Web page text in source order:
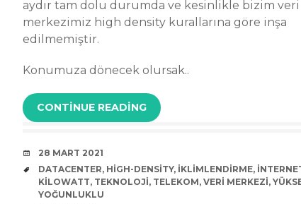
aydır tam dolu durumda ve kesinlikle bizim veri
merkezimiz high density kurallarına göre inşa
edilmemiştir.
Konumuza dönecek olursak..
CONTINUE READING
DATE
28 MART 2021
TAGS
DATACENTER, HIGH-DENSITY, IKLIMLENDIRME,
KILOWATT, TEKNOLOJI, TELEKOM, VERI MERKEZI,
YOĞUNLUKLU